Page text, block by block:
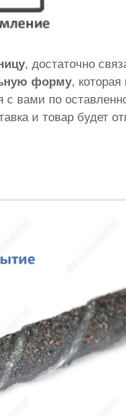
, достаточно
форму,
с вами по
и товар будет